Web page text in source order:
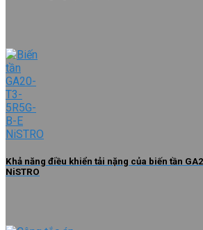
Khả năng điều khiển tải nặng của biến tần
NiSTRO